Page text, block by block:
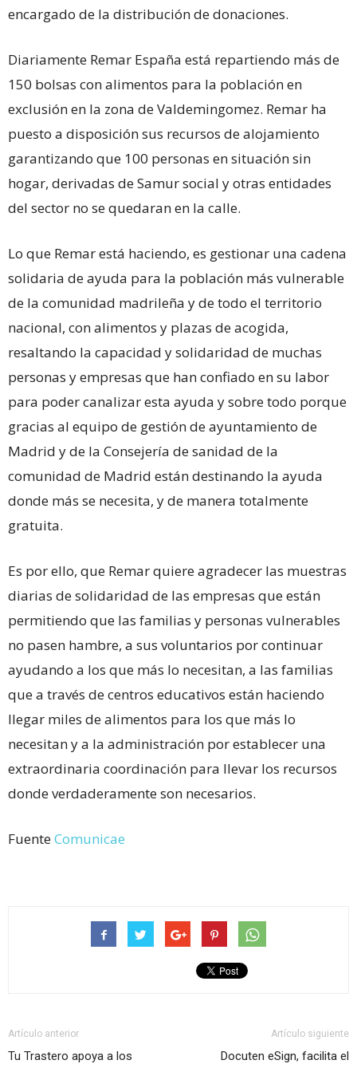
encargado de la distribución de donaciones.
Diariamente Remar España está repartiendo más de
150 bolsas con alimentos para la población en
exclusión en la zona de Valdemingomez. Remar ha
puesto a disposición sus recursos de alojamiento
garantizando que 100 personas en situación sin
hogar, derivadas de Samur social y otras entidades
del sector no se quedaran en la calle.
Lo que Remar está haciendo, es gestionar una cadena
solidaria de ayuda para la población más vulnerable
de la comunidad madrileña y de todo el territorio
nacional, con alimentos y plazas de acogida,
resaltando la capacidad y solidaridad de muchas
personas y empresas que han confiado en su labor
para poder canalizar esta ayuda y sobre todo porque
gracias al equipo de gestión de ayuntamiento de
Madrid y de la Consejería de sanidad de la
comunidad de Madrid están destinando la ayuda
donde más se necesita, y de manera totalmente
gratuita.
Es por ello, que Remar quiere agradecer las muestras
diarias de solidaridad de las empresas que están
permitiendo que las familias y personas vulnerables
no pasen hambre, a sus voluntarios por continuar
ayudando a los que más lo necesitan, a las familias
que a través de centros educativos están haciendo
llegar miles de alimentos para los que más lo
necesitan y a la administración por establecer una
extraordinaria coordinación para llevar los recursos
donde verdaderamente son necesarios.
FuenteComunicae
Artículo anterior
Tu Trastero apoya a los
Artículo siguiente
Docuten eSign, facilita el